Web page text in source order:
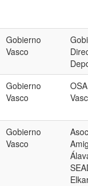
Gobierno
Vasco
Gobierno
Vasco
Gobierno
Vasco